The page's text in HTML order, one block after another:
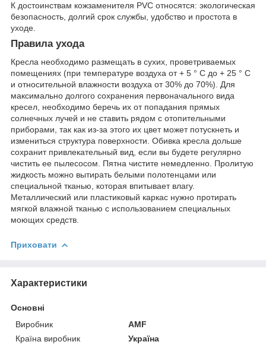
К достоинствам кожзаменителя PVC относятся: экологическая
безопасность, долгий срок службы, удобство и простота в
уходе.
Правила ухода
Кресла необходимо размещать в сухих, проветриваемых
помещениях (при температуре воздуха от + 5 ° C до + 25 ° C
и относительной влажности воздуха от 30% до 70%). Для
максимально долгого сохранения первоначального вида
кресел, необходимо беречь их от попадания прямых
солнечных лучей и не ставить рядом с отопительными
приборами, так как из-за этого их цвет может потускнеть и
измениться структура поверхности. Обивка кресла дольше
сохранит привлекательный вид, если вы будете регулярно
чистить ее пылесосом. Пятна чистите немедленно. Пролитую
жидкость можно вытирать белыми полотенцами или
специальной тканью, которая впитывает влагу.
Металлический или пластиковый каркас нужно протирать
мягкой влажной тканью с использованием специальных
моющих средств.
Приховати
Характеристики
Основні
Виробник
AMF
Країна виробник
Україна